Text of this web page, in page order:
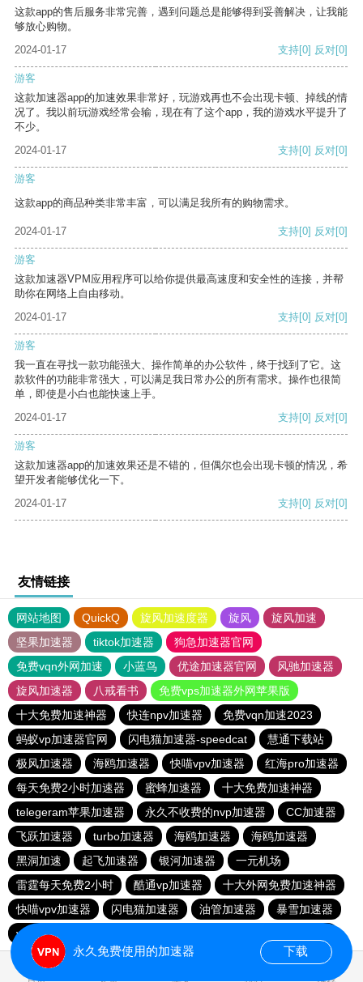
这款app的售后服务非常完善，遇到问题总是能够得到妥善解决，让我能
够放心购物。
2024-01-17
支持[0] 反对[0]
游客
这款加速器app的加速效果非常好，玩游戏再也不会出现卡顿、掉线的情
况了。我以前玩游戏经常会输，现在有了这个app，我的游戏水平提升了
不少。
2024-01-17
支持[0] 反对[0]
游客
这款app的商品种类非常丰富，可以满足我所有的购物需求。
2024-01-17 支持[0] 反对[0]
游客
这款加速器VPM应用程序可以给你提供最高速度和安全性的连接，并帮
助你在网络上自由移动。
2024-01-17
支持[0] 反对[0]
游客
我一直在寻找一款功能强大、操作简单的办公软件，终于找到了它。这
款软件的功能非常强大，可以满足我日常办公的所有需求。操作也很简
单，即使是小白也能快速上手。
2024-01-17
支持[0] 反对[0]
游客
这款加速器app的加速效果还是不错的，但偶尔也会出现卡顿的情况，希
望开发者能够优化一下。
2024-01-17
支持[0] 反对[0]
友情链接
网站地图 QuickQ 旋风加速度器 旋风
旋风加速
坚果加速器
tiktok加速器
狗急加速器官网
免费vqn外网加速
小蓝鸟 优途加速器官网
风驰加速器
旋风加速器
八戒看书
免费vps加速器外网苹果版
十大免费加速神器
快连npv加速器
免费vqn加速2023
蚂蚁vp加速器官网
闪电猫加速器-speedcat
慧通下载站
极风加速器
海鸥加速器 快喵vpv加速器
红海pro加速器
每天免费2小时加速器
蜜蜂加速器
十大免费加速神器
telegeram苹果加速器
永久不收费的nvp加速器
CC加速器
飞跃加速器
turbo加速器 海鸥加速器
海鸥加速器
黑洞加速
起飞加速器 银河加速器
一元机场
雷霆每天免费2小时
酷通vp加速器
十大外网免费加速神器
快喵vpv加速器
闪电猫加速器 油管加速器
暴雪加速器
vp免费加速
永久免费使用的加速器 下载